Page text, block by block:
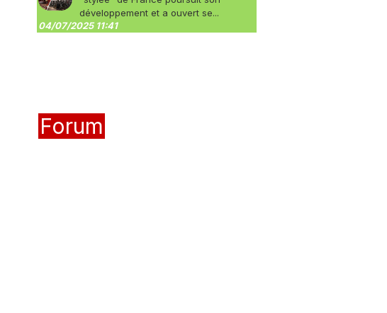
développement et a ouvert se...
04/07/2025 11:41
Forum